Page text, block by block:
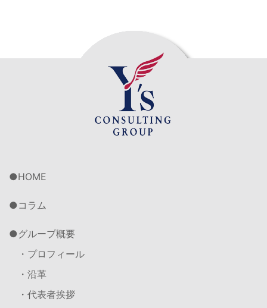
HOME
コラム
グループ概要
・プロフィール
・沿革
・代表者挨拶